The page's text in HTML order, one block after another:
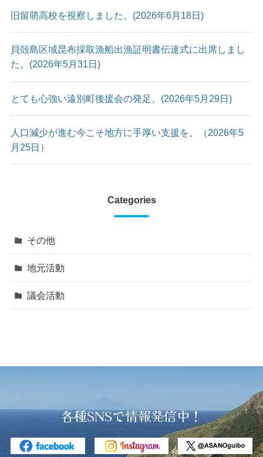
旧留萌高校を視察しました。(2026年6月18日)
貝殻島区域昆布採取漁船出漁証明書伝達式に出席しまし
た。(2026年5月31日)
とても心強い遠別町後援会の発足。(2026年5月29日)
人口減少が進む今こそ地方に手厚い支援を。（2026年5
月25日）
Categories
その他
地元活動
議会活動
各種SNSで情報発信中！